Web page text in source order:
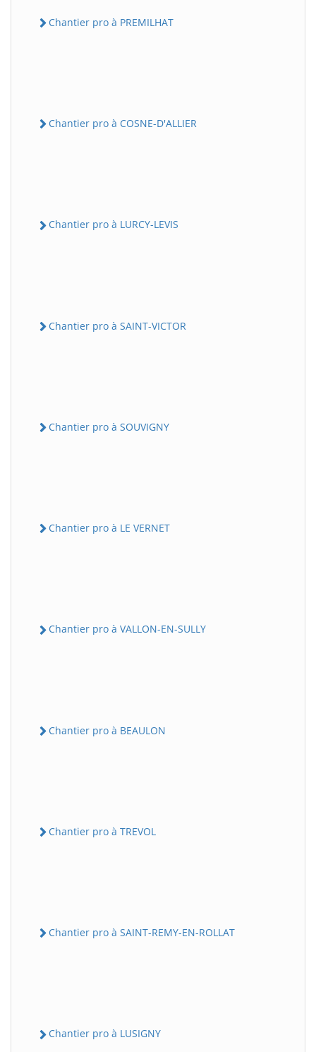
Chantier pro à PREMILHAT
Chantier pro à COSNE-D'ALLIER
Chantier pro à LURCY-LEVIS
Chantier pro à SAINT-VICTOR
Chantier pro à SOUVIGNY
Chantier pro à LE VERNET
Chantier pro à VALLON-EN-SULLY
Chantier pro à BEAULON
Chantier pro à TREVOL
Chantier pro à SAINT-REMY-EN-ROLLAT
Chantier pro à LUSIGNY